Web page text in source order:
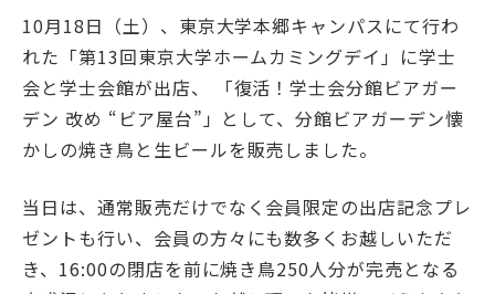
アクセス よくある質問 お問い合わせ
FacebookInstagramLINE
10月18日（土）、東京大学本郷キャンパスにて行わ
れた「第13回東京大学ホームカミングデイ」に学士
会と学士会館が出店、 「復活！学士会分館ビアガー
デン 改め “ビア屋台”」として、分館ビアガーデン懐
かしの焼き鳥と生ビールを販売しました。
当日は、通常販売だけでなく会員限定の出店記念プレ
ゼントも行い、会員の方々にも数多くお越しいただ
き、16:00の閉店を前に焼き鳥250人分が完売となる